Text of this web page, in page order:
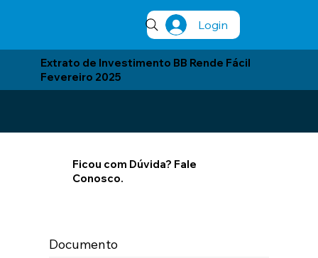
Login
Extrato de Investimento BB Rende Fácil
Fevereiro 2025
Ficou com Dúvida? Fale
Conosco.
Documento